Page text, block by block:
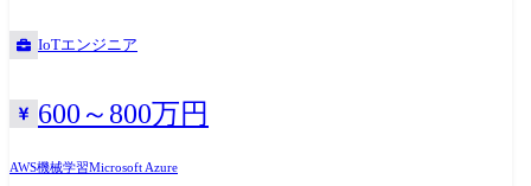
IoTエンジニア
600～800万円
AWS機械学習Microsoft Azure